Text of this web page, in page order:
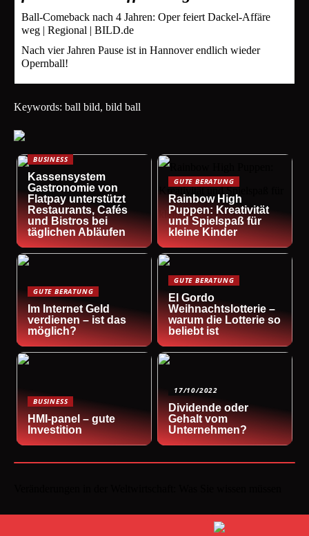
Ball-Comeback nach 4 Jahren: Oper feiert Dackel-Affäre
weg | Regional | BILD.de
Nach vier Jahren Pause ist in Hannover endlich wieder
Opernball!
Keywords: ball bild, bild ball
BUSINESS
Kassensystem
Gastronomie von
Flatpay unterstützt
Restaurants, Cafés
und Bistros bei
täglichen Abläufen
GUTE BERATUNG
Rainbow High
Puppen: Kreativität
und Spielspaß für
kleine Kinder
GUTE BERATUNG
Im Internet Geld
verdienen – ist das
möglich?
GUTE BERATUNG
El Gordo
Weihnachtslotterie –
warum die Lotterie so
beliebt ist
BUSINESS
HMI-panel – gute
Investition
17/10/2022
Dividende oder
Gehalt vom
Unternehmen?